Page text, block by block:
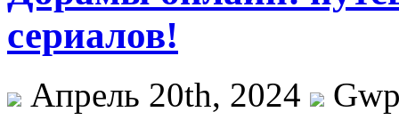
сериалов!
Апрель 20th, 2024